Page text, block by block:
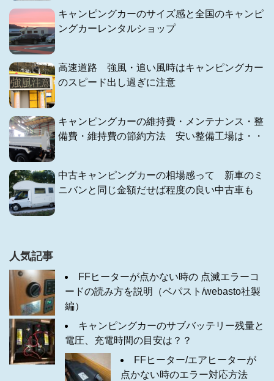
キャンピングカーのサイズ感と全国のキャンピ
ングカーレンタルショップ
高速道路 強風・追い風時はキャンピングカー
のスピード出し過ぎに注意
キャンピングカーの維持費・メンテナンス・整
備費・維持費の節約方法 安い整備工場は・・
中古キャンピングカーの相場感って 新車のミ
ニバンと同じ金額だせば程度の良い中古車も
人気記事
FFヒーターが点かない時の 点滅エラーコ
ードの読み方を説明（ベパスト/webasto社製
編）
キャンピングカーのサブバッテリー残量と
電圧、充電時間の目安は？？
FFヒーター/エアヒーターが
点かない時のエラー対応方法